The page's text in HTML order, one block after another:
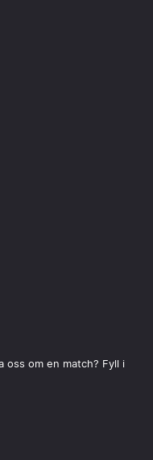
om en match? Fyll i